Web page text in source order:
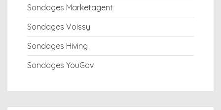
Sondages Marketagent
Sondages Voissy
Sondages Hiving
Sondages YouGov